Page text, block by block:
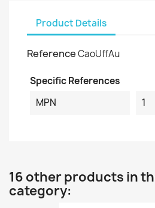
Product Details
ReferenceCaoUffAu
Specific References
MPN
1
16 other products in
category: